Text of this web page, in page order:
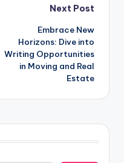
Next Post
Embrace New
Horizons: Dive into
Writing Opportunities
in Moving and Real
Estate